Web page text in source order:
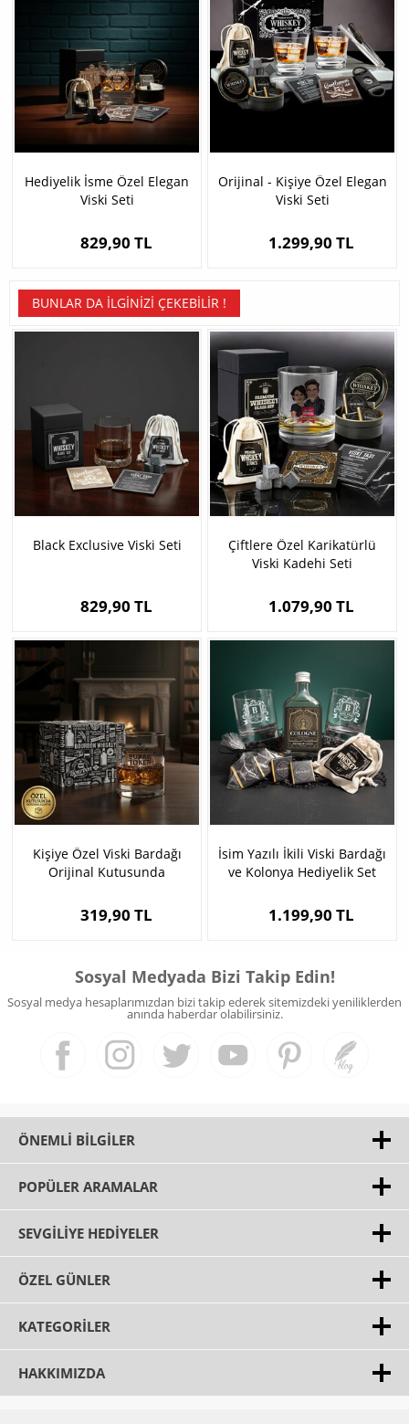
Hediyelik İsme Özel Elegan
Viski Seti
829,90 TL
Orijinal - Kişiye Özel Elegan
Viski Seti
1.299,90 TL
BUNLAR DA İLGINIZI ÇEKEBILIR !
Black Exclusive Viski Seti
829,90 TL
Çiftlere Özel Karikatürlü
Viski Kadehi Seti
1.079,90 TL
Kişiye Özel Viski Bardağı
Orijinal Kutusunda
319,90 TL
İsim Yazılı İkili Viski Bardağı
ve Kolonya Hediyelik Set
1.199,90 TL
Sosyal Medyada Bizi Takip Edin!
Sosyal medya hesaplarımızdan bizi takip ederek sitemizdeki yeniliklerden
anında haberdar olabilirsiniz.
ÖNEMLI BILGILER
POPÜLER ARAMALAR
SEVGILIYE HEDIYELER
ÖZEL GÜNLER
KATEGORILER
HAKKIMIZDA